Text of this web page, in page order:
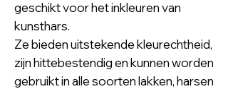
geschikt voor het inkleuren van
kunsthars.
Ze bieden uitstekende kleurechtheid,
zijn hittebestendig en kunnen worden
gebruikt in alle soorten lakken, harsen